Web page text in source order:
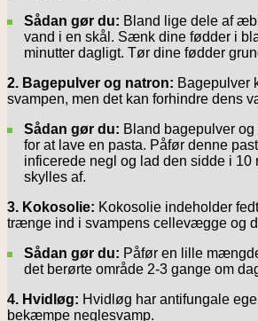
Sådan gør du: Bland lige dele af
vand i en skål. Sænk dine fødder i
minutter dagligt. Tør dine fødder
2. Bagepulver og natron: Bagepulver
svampen, men det kan forhindre dens
Sådan gør du: Bland bagepulver
for at lave en pasta. Påfør denne
inficerede negl og lad den sidde i 10
skylles af.
3. Kokosolie: Kokosolie indeholder
trænge ind i svampens cellevægge og
Sådan gør du: Påfør en lille
det berørte område 2-3 gange om
4. Hvidløg: Hvidløg har antifungale
bekæmpe neglesvamp.